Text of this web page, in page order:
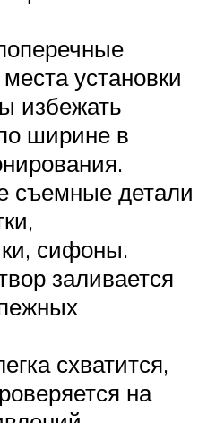
установки
избежать
ширине в
съемные детали
сифоны.
заливается
схватится,
на